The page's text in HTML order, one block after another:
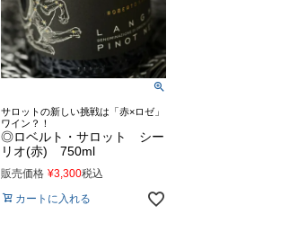
サロットの新しい挑戦は「赤×ロゼ」
ワイン？！
◎ロベルト・サロット シー
リオ(赤) 750ml
販売価格 ¥3,300税込
カートに入れる